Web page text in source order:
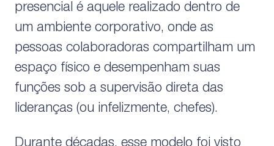
presencial é aquele realizado dentro de
um ambiente corporativo, onde as
pessoas colaboradoras compartilham um
espaço físico e desempenham suas
funções sob a supervisão direta das
lideranças (ou infelizmente, chefes).
Durante décadas, esse modelo foi visto